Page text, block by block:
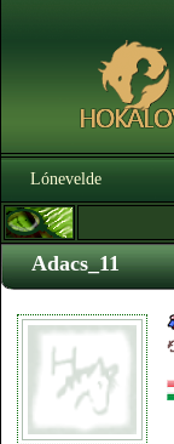
Lónevelde
Adacs_11